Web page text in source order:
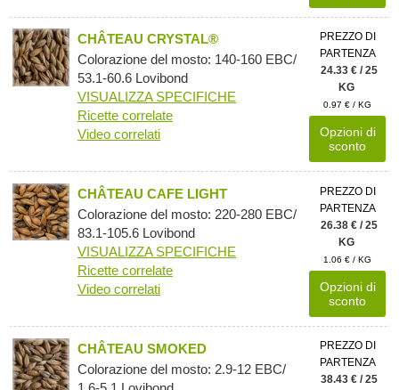
CHÂTEAU CRYSTAL®
Colorazione del mosto: 140-160 EBC/
53.1-60.6 Lovibond
VISUALIZZA SPECIFICHE
Ricette correlate
Video correlati
PREZZO DI
PARTENZA
24.33 € / 25
KG
0.97 € / KG
Opzioni di
sconto
CHÂTEAU CAFE LIGHT
Colorazione del mosto: 220-280 EBC/
83.1-105.6 Lovibond
VISUALIZZA SPECIFICHE
Ricette correlate
Video correlati
PREZZO DI
PARTENZA
26.38 € / 25
KG
1.06 € / KG
Opzioni di
sconto
CHÂTEAU SMOKED
Colorazione del mosto: 2.9-12 EBC/
PREZZO DI
PARTENZA
38.43 € / 25